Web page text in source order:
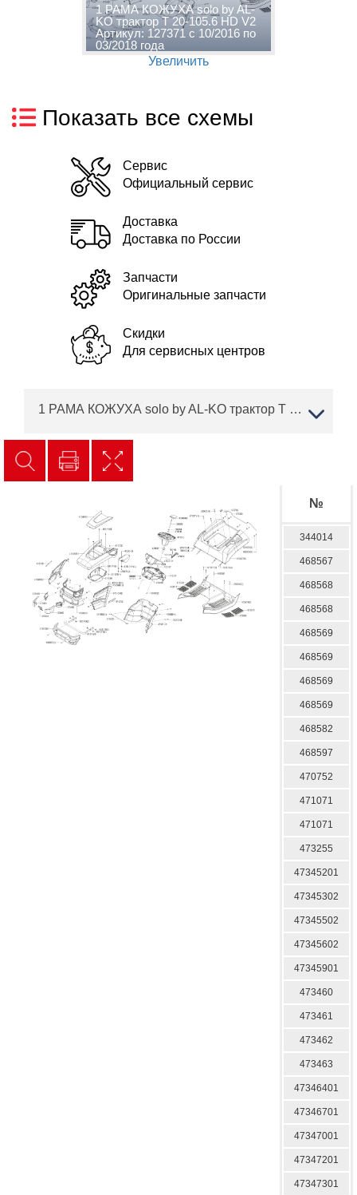
1 РАМА КОЖУХА solo by AL-
KO трактор T 20-105.6 HD V2
Артикул: 127371 с 10/2016 по
03/2018 года
Увеличить
Показать все схемы
Сервис
Официальный сервис
Доставка
Доставка по России
Запчасти
Оригинальные запчасти
Скидки
Для сервисных центров
1 РАМА КОЖУХА solo by AL-KO трактор T 20-105.6 HD V2 Артикул: 127371 с 10/2016 по 03/2018 года
№
344014
468567
468568
468568
468569
468569
468569
468569
468582
468597
470752
471071
471071
473255
47345201
47345302
47345502
47345602
47345901
473460
473461
473462
473463
47346401
47346701
47347001
47347201
47347301